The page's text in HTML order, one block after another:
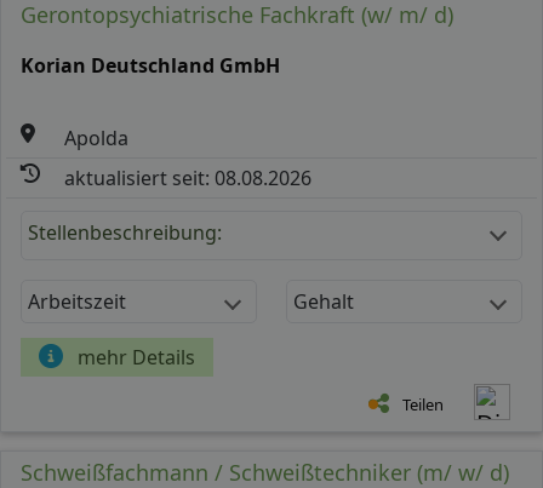
Gerontopsychiatrische Fachkraft (w/ m/ d)
Korian Deutschland GmbH
Apolda
aktualisiert seit: 08.08.2026
Stellenbeschreibung:
Arbeitszeit Gehalt
mehr Details
Teilen
Schweißfachmann / Schweißtechniker (m/ w/ d)